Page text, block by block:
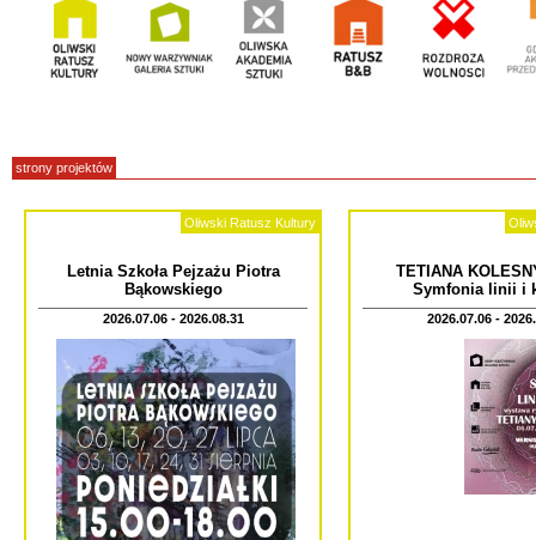
strony projektów
Oliwski Ratusz Kultury
Letnia Szkoła Pejzażu Piotra
Bąkowskiego
2026.07.06 - 2026.08.31
TETIANA
Symfonia linii i
2026.07.06 -